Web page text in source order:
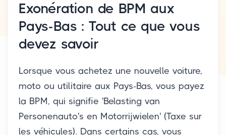
Exonération de BPM aux
Pays-Bas : Tout ce que vous
devez savoir
Lorsque vous achetez une nouvelle voiture,
moto ou utilitaire aux Pays-Bas, vous payez
la BPM, qui signifie 'Belasting van
Personenauto's en Motorrijwielen' (Taxe sur
les véhicules). Dans certains cas, vous